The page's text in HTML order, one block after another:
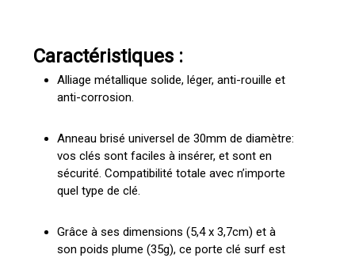
Caractéristiques :
Alliage métallique solide, léger, anti-rouille et
anti-corrosion.
Anneau brisé universel de 30mm de diamètre:
vos clés sont faciles à insérer, et sont en
sécurité. Compatibilité totale avec n’importe
quel type de clé.
Grâce à ses dimensions (5,4 x 3,7cm) et à
son poids plume (35g), ce porte clé surf est